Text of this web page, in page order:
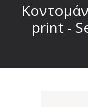
print -